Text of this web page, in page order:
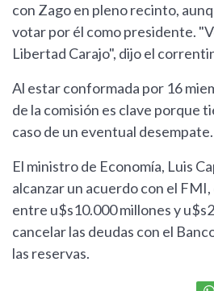
con Zago en pleno recinto,
votar por él como presidente.
Libertad Carajo", dijo el
Al estar conformada por 16
de la comisión es clave porque
caso de un eventual desempate.
El ministro de Economía, Luis
alcanzar un acuerdo con el
entre u$s10.000 millones y
cancelar las deudas con el
las reservas.